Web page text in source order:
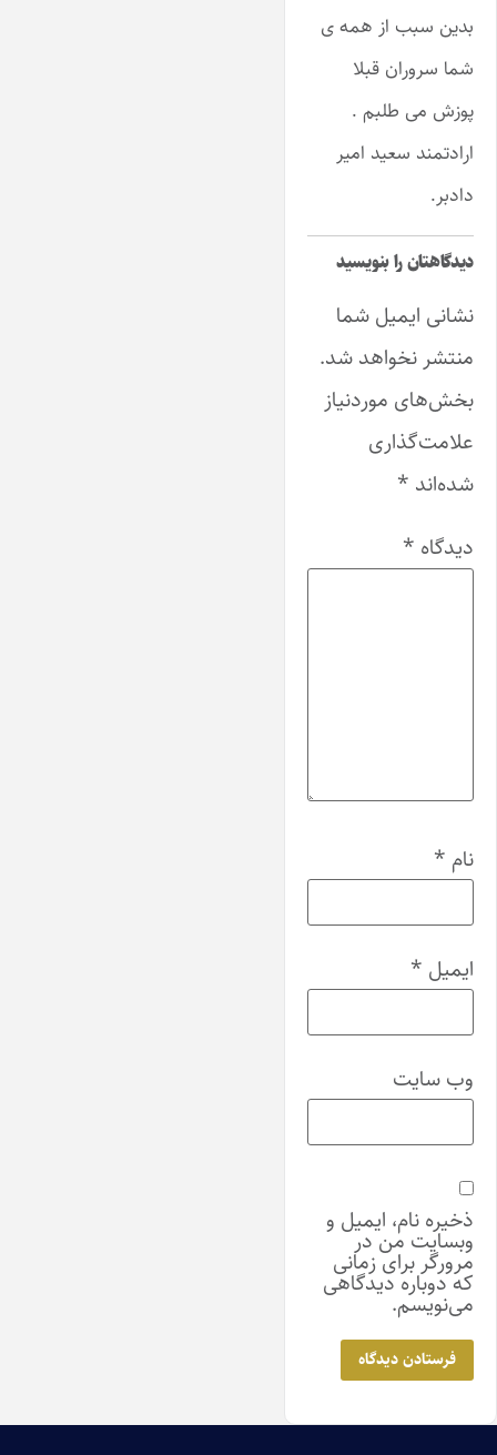
بدین سبب از همه ی
شما سروران قبلا
پوزش می طلبم .
ارادتمند سعید امیر
دادبر.
دیدگاهتان را بنویسید
نشانی ایمیل شما
منتشر نخواهد شد.
بخش‌های موردنیاز
علامت‌گذاری
شده‌اند *
دیدگاه *
نام *
ایمیل *
وب‌ سایت
ذخیره نام، ایمیل و
وبسایت من در
مرورگر برای زمانی
که دوباره دیدگاهی
می‌نویسم.